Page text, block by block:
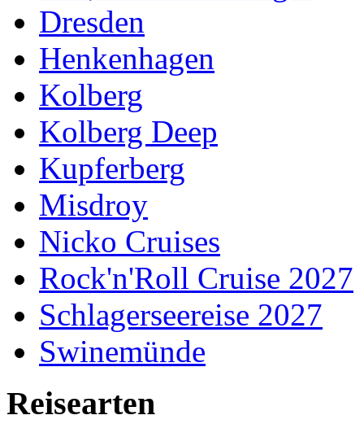
Dresden
Henkenhagen
Kolberg
Kolberg Deep
Kupferberg
Misdroy
Nicko Cruises
Rock'n'Roll Cruise 2027
Schlagerseereise 2027
Swinemünde
Reisearten